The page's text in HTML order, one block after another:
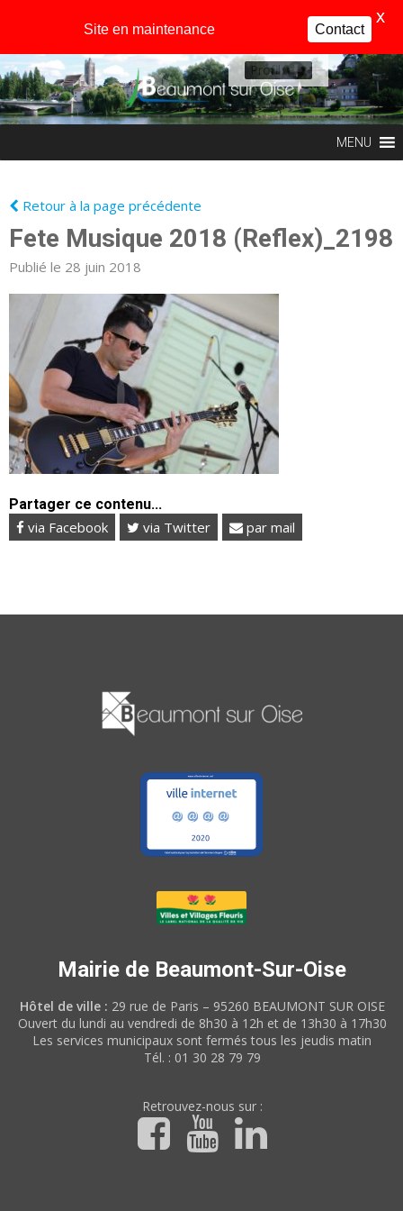
Profil
MENU
Retour à la page précédente
Fete Musique 2018 (Reflex)_2198
Publié le 28 juin 2018
Partager ce contenu...
via Facebook via Twitter par mail
Mairie de Beaumont-Sur-Oise
Hôtel de ville : 29 rue de Paris – 95260 BEAUMONT SUR OISE
Ouvert du lundi au vendredi de 8h30 à 12h et de 13h30 à 17h30
Les services municipaux sont fermés tous les jeudis matin
Tél. : 01 30 28 79 79
Retrouvez-nous sur :
Site en maintenance Contact
X